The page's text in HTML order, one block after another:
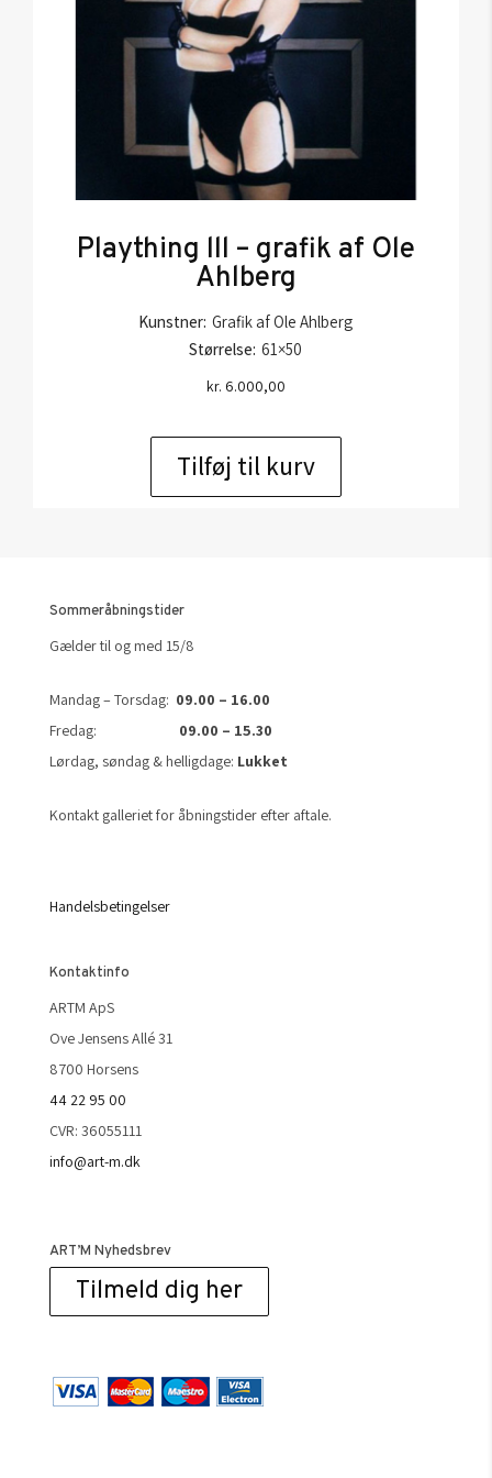
Plaything lll – grafik af Ole
Ahlberg
Kunstner: Grafik af Ole Ahlberg
Størrelse: 61×50
kr. 6.000,00
Tilføj til kurv
Sommeråbningstider
Gælder til og med 15/8
Mandag – Torsdag: 09.00 – 16.00
Fredag: 09.00 – 15.30
Lørdag, søndag & helligdage: Lukket
Kontakt galleriet for åbningstider efter aftale.
Handelsbetingelser
Kontaktinfo
ARTM ApS
Ove Jensens Allé 31
8700 Horsens
44 22 95 00
CVR: 36055111
info@art-m.dk
ART’M Nyhedsbrev
Tilmeld dig her